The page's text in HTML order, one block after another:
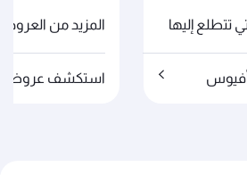
تتطلع إليها
أفيوس
المزيد من
استكشف عروضنا